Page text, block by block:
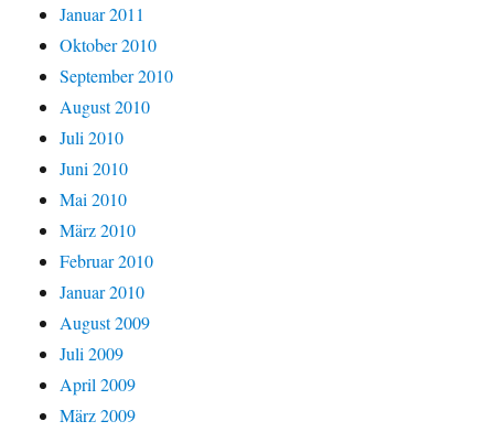
Januar 2011
Oktober 2010
September 2010
August 2010
Juli 2010
Juni 2010
Mai 2010
März 2010
Februar 2010
Januar 2010
August 2009
Juli 2009
April 2009
März 2009